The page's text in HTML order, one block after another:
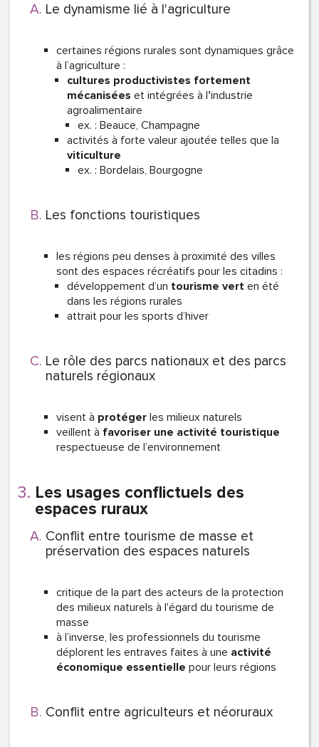
Le dynamisme lié à l'agriculture
certaines régions rurales sont dynamiques grâce
à l’agriculture :
cultures productivistes fortement
mécanisées et intégrées à l’industrie
agroalimentaire
ex. : Beauce, Champagne
activités à forte valeur ajoutée telles que la
viticulture
ex. : Bordelais, Bourgogne
Les fonctions touristiques
les régions peu denses à proximité des villes
sont des espaces récréatifs pour les citadins :
développement d’un tourisme vert en été
dans les régions rurales
attrait pour les sports d’hiver
Le rôle des parcs nationaux et des parcs
naturels régionaux
visent à protéger les milieux naturels
veillent à favoriser une activité touristique
respectueuse de l’environnement
Les usages conflictuels des
espaces ruraux
Conflit entre tourisme de masse et
préservation des espaces naturels
critique de la part des acteurs de la protection
des milieux naturels à l'égard du tourisme de
masse
à l’inverse, les professionnels du tourisme
déplorent les entraves faites à une activité
économique essentielle pour leurs régions
Conflit entre agriculteurs et néoruraux